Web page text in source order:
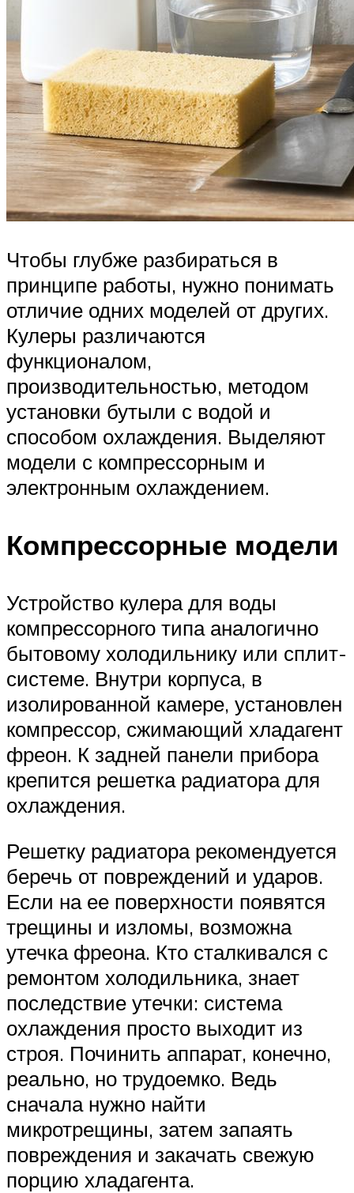
Чтобы глубже разбираться в
принципе работы, нужно понимать
отличие одних моделей от других.
Кулеры различаются
функционалом,
производительностью, методом
установки бутыли с водой и
способом охлаждения. Выделяют
модели с компрессорным и
электронным охлаждением.
Компрессорные модели
Устройство кулера для воды
компрессорного типа аналогично
бытовому холодильнику или сплит-
системе. Внутри корпуса, в
изолированной камере, установлен
компрессор, сжимающий хладагент
фреон. К задней панели прибора
крепится решетка радиатора для
охлаждения.
Решетку радиатора рекомендуется
беречь от повреждений и ударов.
Если на ее поверхности появятся
трещины и изломы, возможна
утечка фреона. Кто сталкивался с
ремонтом холодильника, знает
последствие утечки: система
охлаждения просто выходит из
строя. Починить аппарат, конечно,
реально, но трудоемко. Ведь
сначала нужно найти
микротрещины, затем запаять
повреждения и закачать свежую
порцию хладагента.